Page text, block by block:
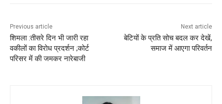
Previous article
शिमला :तीसरे दिन भी जारी रहा
वकीलों का विरोध प्रदर्शन ;कोर्ट
परिसर में की जमकर नारेबाजी
Next article
बेटियों के प्रति सोच बदल कर देखें,
समाज में आएगा परिवर्तन